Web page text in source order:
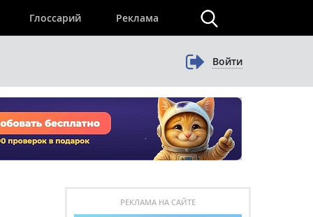
Глоссарий Реклама
Войти
РЕКЛАМА НА САЙТЕ